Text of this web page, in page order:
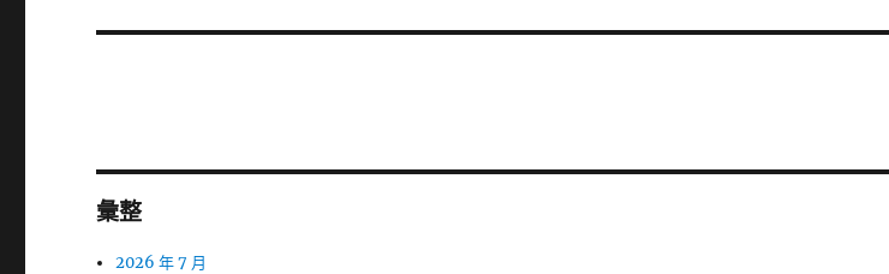
篇
彙整
2026 年 7 月